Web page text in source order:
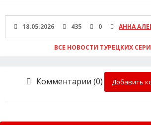
18.05.2026 435 0 АННА
ВСЕ НОВОСТИ ТУРЕЦКИХ
Комментарии (0) Добавить